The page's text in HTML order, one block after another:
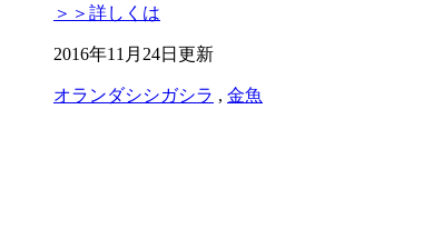
＞＞詳しくは
2016年11月24日更新
オランダシシガシラ , 金魚